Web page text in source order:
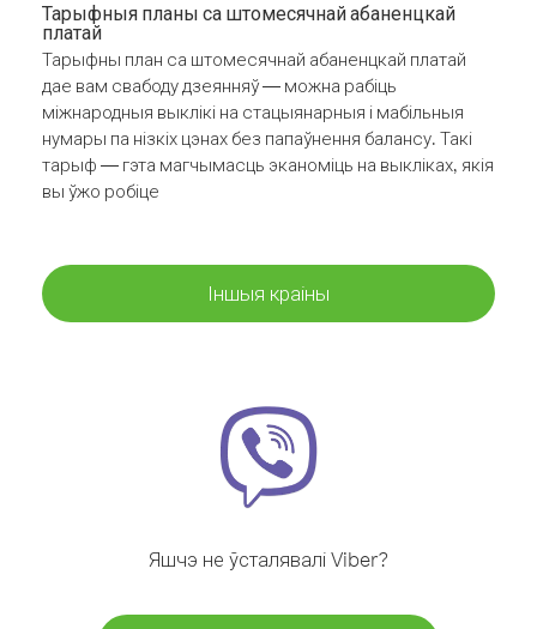
Тарыфныя планы са штомесячнай абаненцкай
платай
Тарыфны план са штомесячнай абаненцкай платай
дае вам свабоду дзеянняў — можна рабіць
міжнародныя выклікі на стацыянарныя і мабільныя
нумары па нізкіх цэнах без папаўнення балансу. Такі
тарыф — гэта магчымасць эканоміць на выкліках, якія
вы ўжо робіце
Іншыя краіны
Яшчэ не ўсталявалі Viber?